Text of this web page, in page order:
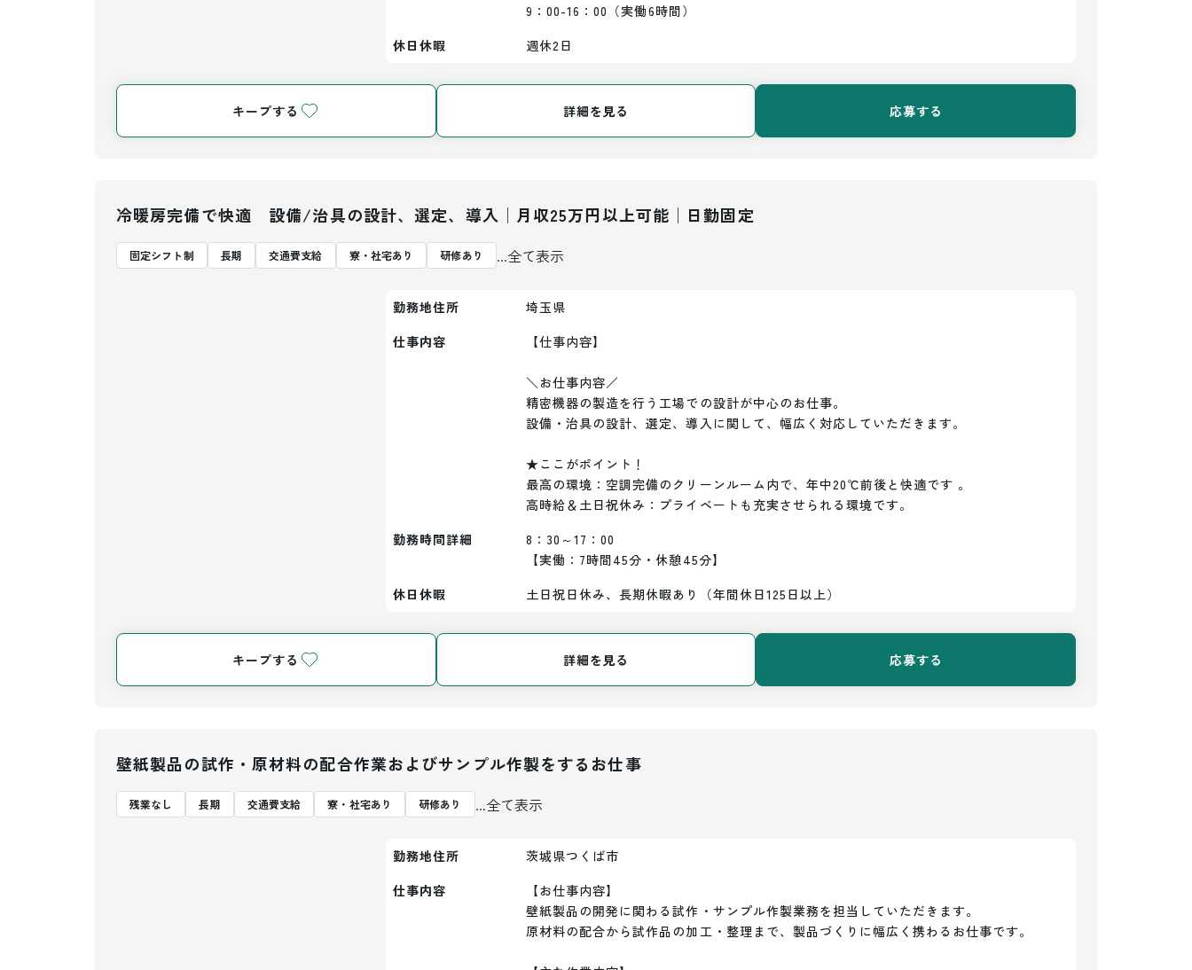
9：00-16：00（実働6時間）
休日休暇
週休2日
キープする 詳細を見る 応募する
冷暖房完備で快適 設備/治具の設計、選定、導入│月収25万円以上可能│日勤固定
固定シフト制 長期 交通費支給 寮・社宅あり 研修あり ...全て表示
勤務地住所
埼玉県
仕事内容
【仕事内容】
＼お仕事内容／
精密機器の製造を行う工場での設計が中心のお仕事。
設備・治具の設計、選定、導入に関して、幅広く対応していただきます。
★ここがポイント！
最高の環境：空調完備のクリーンルーム内で、年中20℃前後と快適です 。
高時給＆土日祝休み：プライベートも充実させられる環境です。
勤務時間詳細
8：30～17：00
【実働：7時間45分・休憩45分】
休日休暇
土日祝日休み、長期休暇あり（年間休日125日以上）
キープする 詳細を見る 応募する
壁紙製品の試作・原材料の配合作業およびサンプル作製をするお仕事
残業なし 長期 交通費支給 寮・社宅あり 研修あり ...全て表示
勤務地住所
茨城県つくば市
仕事内容
【お仕事内容】
壁紙製品の開発に関わる試作・サンプル作製業務を担当していただきます。
原材料の配合から試作品の加工・整理まで、製品づくりに幅広く携わるお仕事です。